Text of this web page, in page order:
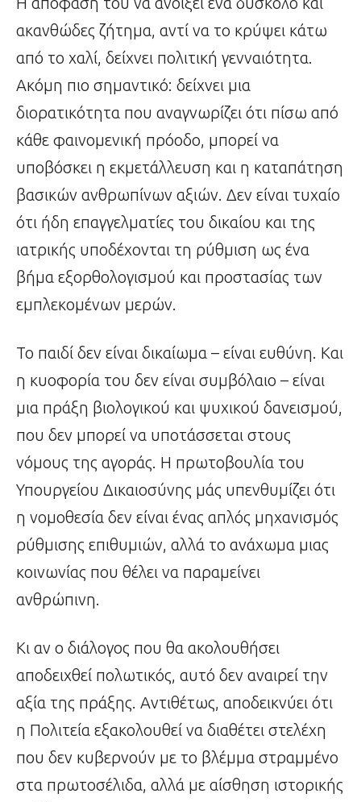
ακανθώδες ζήτημα, αντί να το κρύψει κάτω
από το χαλί, δείχνει πολιτική γενναιότητα.
Ακόμη πιο σημαντικό: δείχνει μια
διορατικότητα που αναγνωρίζει ότι πίσω από
κάθε φαινομενική πρόοδο, μπορεί να
υποβόσκει η εκμετάλλευση και η καταπάτηση
βασικών ανθρωπίνων αξιών. Δεν είναι τυχαίο
ότι ήδη επαγγελματίες του δικαίου και της
ιατρικής υποδέχονται τη ρύθμιση ως ένα
βήμα εξορθολογισμού και προστασίας των
εμπλεκομένων μερών.
Το παιδί δεν είναι δικαίωμα – είναι ευθύνη. Και
η κυοφορία του δεν είναι συμβόλαιο – είναι
μια πράξη βιολογικού και ψυχικού δανεισμού,
που δεν μπορεί να υποτάσσεται στους
νόμους της αγοράς. Η πρωτοβουλία του
Υπουργείου Δικαιοσύνης μάς υπενθυμίζει ότι
η νομοθεσία δεν είναι ένας απλός μηχανισμός
ρύθμισης επιθυμιών, αλλά το ανάχωμα μιας
κοινωνίας που θέλει να παραμείνει
ανθρώπινη.
Κι αν ο διάλογος που θα ακολουθήσει
αποδειχθεί πολωτικός, αυτό δεν αναιρεί την
αξία της πράξης. Αντιθέτως, αποδεικνύει ότι
η Πολιτεία εξακολουθεί να διαθέτει στελέχη
που δεν κυβερνούν με το βλέμμα στραμμένο
στα πρωτοσέλιδα, αλλά με αίσθηση ιστορικής